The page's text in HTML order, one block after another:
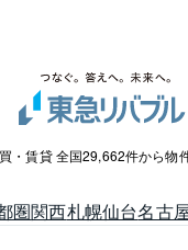
・賃貸 全国29,662件から物
圏関西札幌仙台名古